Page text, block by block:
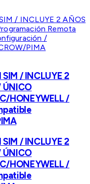
/ INCLUYE 2
HONEYWELL /
/ INCLUYE 2
HONEYWELL /